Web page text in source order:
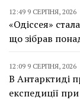
12:49 9 СЕРПНЯ, 2026
«Одіссея»
що зібрав
12:09 9 СЕРПНЯ, 2026
В Антарктиді
експедиції